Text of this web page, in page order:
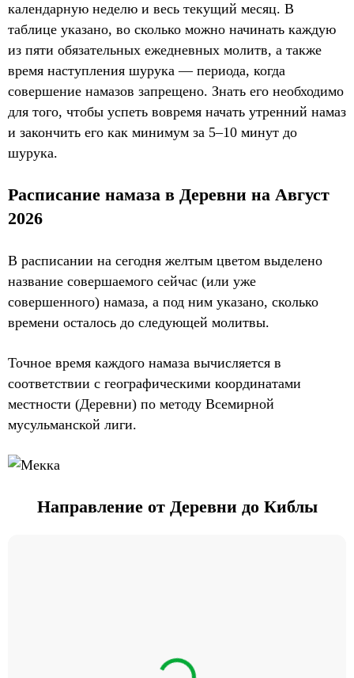
календарную неделю и весь текущий месяц. В
таблице указано, во сколько можно начинать каждую
из пяти обязательных ежедневных молитв, а также
время наступления шурука — периода, когда
совершение намазов запрещено. Знать его необходимо
для того, чтобы успеть вовремя начать утренний намаз
и закончить его как минимум за 5–10 минут до
шурука.
Расписание намаза в Деревни на Август
2026
В расписании на сегодня желтым цветом выделено
название совершаемого сейчас (или уже
совершенного) намаза, а под ним указано, сколько
времени осталось до следующей молитвы.
Точное время каждого намаза вычисляется в
соответствии с географическими координатами
местности (Деревни) по методу Всемирной
мусульманской лиги.
Направление от Деревни до Киблы